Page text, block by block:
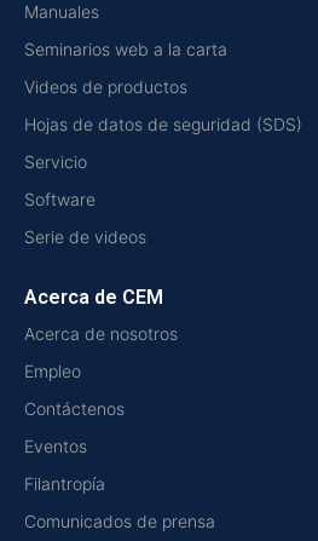
Manuales
Seminarios web a la carta
Videos de productos
Hojas de datos de seguridad (SDS)
Servicio
Software
Serie de videos
Acerca de CEM
Acerca de nosotros
Empleo
Contáctenos
Eventos
Filantropía
Comunicados de prensa